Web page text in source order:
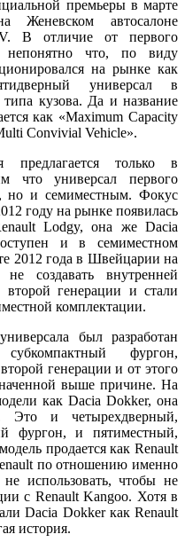
премьеры в марте
автосалоне
В отличие от первого
непонятно что, по виду
на рынке как
универсал в
кузова. Да и название
как «Maximum Capacity
Convivial Vehicle».
предлагается только в
что универсал первого
но и семиместным. Фокус
году на рынке появилась
Lodgy, она же Dacia
и в семиместном
2012 года в Швейцарии на
создавать внутренней
генерации и стали
комплектации.
был разработан
фургон,
генерации и от этого
выше причине. На
как Dacia Dokker, она
Это и четырехдверный,
фургон, и пятиместный,
продается как Renault
по отношению именно
использовать, чтобы не
с Renault Kangoo. Хотя в
Dacia Dokker как Renault
история.